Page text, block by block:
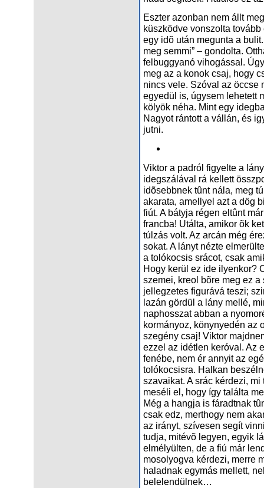
Eszter azonban nem állt
küszködve vonszolta
egy idõ után megunta a
meg semmi” – gondolta.
felbuggyanó vihogással.
meg az a konok csaj, hogy
nincs vele. Szóval az öccse
egyedül is, úgysem lehetett
kölyök néha. Mint egy
Nagyot rántott a vállán, és
jutni.
Viktor a padról figyelte a
idegszálával rá kellett
idõsebbnek tûnt nála, meg
akarata, amellyel azt a dög
fiút. A bátyja régen eltûnt
francba! Utálta, amikor õk
túlzás volt. Az arcán még
sokat. A lányt nézte
a tolókocsis srácot, csak
Hogy kerül ez ide ilyenkor?
szemei, kreol bõre meg ez
jellegzetes figurává teszi;
lazán gördül a lány mellé,
naphosszat abban a
kormányoz, könynyedén az
szegény csaj! Viktor
ezzel az idétlen keróval. Az
fenébe, nem ér annyit az
tolókocsisra. Halkan
szavaikat. A srác kérdezi,
meséli el, hogy így találta
Még a hangja is fáradtnak
csak edz, merthogy nem
az irányt, szívesen segít
tudja, mitévõ legyen, egyik
elmélyülten, de a fiú már
mosolyogva kérdezi, merre
haladnak egymás mellett,
belelendülnek…